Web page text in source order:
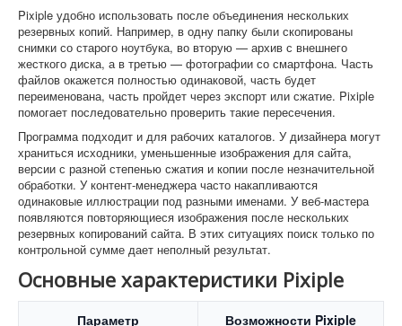
Pixiple удобно использовать после объединения нескольких
резервных копий. Например, в одну папку были скопированы
снимки со старого ноутбука, во вторую — архив с внешнего
жесткого диска, а в третью — фотографии со смартфона. Часть
файлов окажется полностью одинаковой, часть будет
переименована, часть пройдет через экспорт или сжатие. Pixiple
помогает последовательно проверить такие пересечения.
Программа подходит и для рабочих каталогов. У дизайнера могут
храниться исходники, уменьшенные изображения для сайта,
версии с разной степенью сжатия и копии после незначительной
обработки. У контент-менеджера часто накапливаются
одинаковые иллюстрации под разными именами. У веб-мастера
появляются повторяющиеся изображения после нескольких
резервных копирований сайта. В этих ситуациях поиск только по
контрольной сумме дает неполный результат.
Основные характеристики Pixiple
Параметр Возможности Pixiple